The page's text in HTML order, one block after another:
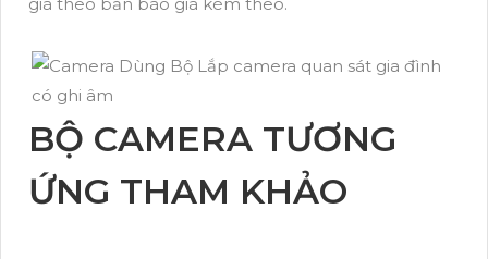
BỘ CAMERA TƯƠNG
ỨNG THAM KHẢO